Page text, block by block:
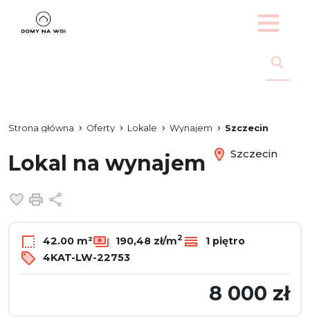
Strona główna Oferty Lokale Wynajem Szczecin
Lokal na wynajem Szczecin
Dodaj do ulubionych
Drukuj
42.00 m² 190,48 zł/m2
1 piętro
4KAT-LW-22753
8 000 zł